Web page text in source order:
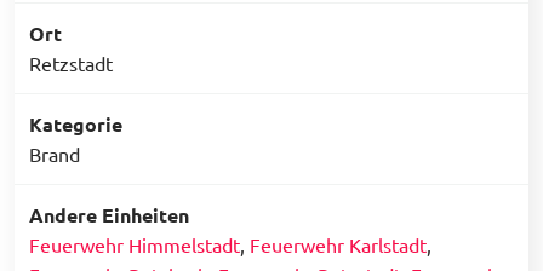
Ort
Retzstadt
Kategorie
Brand
Andere Einheiten
Feuerwehr Himmelstadt Feuerwehr Karlstadt